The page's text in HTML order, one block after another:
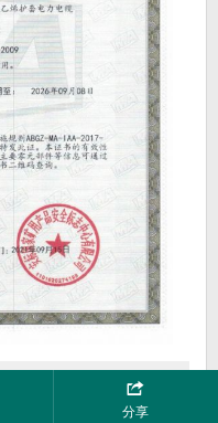

分享